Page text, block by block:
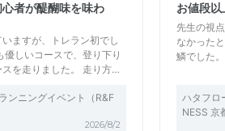
心者が醍醐味を味わ
ますが、トレラン初でし
優しいコースで、登り下り
を走りました。 走り方…
ンニングイベント（R&F
2026/8/2
お値段
先生の視
なかった
鱗でした
ハタフロ
NESS 京